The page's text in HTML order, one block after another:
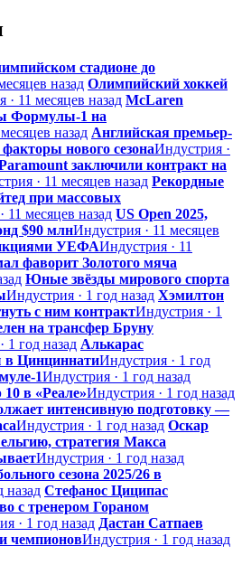
стадионе до
назад Олимпийский хоккей
· 11 месяцев назад McLaren
Формулы-1 на
назад Английская премьер-
нового сезонаИндустрия ·
заключили контракт на
· 11 месяцев назад Рекордные
при массовых
11 месяцев назад US Open 2025,
$90 млнИндустрия · 11 месяцев
УЕФАИндустрия · 11
фаворит Золотого мяча
Юные звёзды мирового спорта
Индустрия · 1 год назад Хэмилтон
с ним контрактИндустрия · 1
на трансфер Бруну
1 год назад Алькарас
в ЦинциннатиИндустрия · 1 год
1Индустрия · 1 год назад
в «Реале»Индустрия · 1 год назад
интенсивную подготовку —
Индустрия · 1 год назад Оскар
стратегия Макса
Индустрия · 1 год назад
сезона 2025/26 в
назад Стефанос Циципас
с тренером Гораном
· 1 год назад Дастан Сатпаев
чемпионовИндустрия · 1 год назад